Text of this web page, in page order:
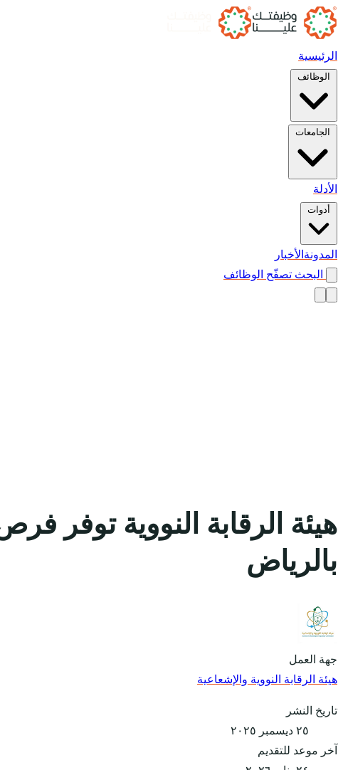
الرئيسية
الوظائف
الجامعات
الأدلة
أدوات
المدونة الأخبار
البحث تصفّح الوظائف
هيئة الرقابة النووية توفر
بالرياض
جهة العمل
هيئة الرقابة النووية والإشعاعية
تاريخ النشر
٢٥ ديسمبر ٢٠٢٥
آخر موعد للتقديم